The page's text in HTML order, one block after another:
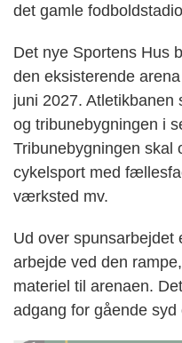
det gamle
Det nye Sportens Hus
den eksisterende
juni 2027. Atletikbanen
og tribunebygningen i
Tribunebygningen skal
cykelsport med
værksted mv.
Ud over
arbejde ved den
materiel til arenaen.
adgang for gående